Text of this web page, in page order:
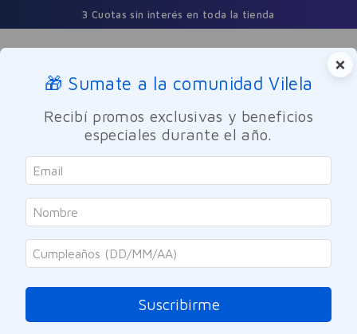
3 Cuotas sin interés en toda la tienda
Buscar
Dermocosmetica Corporal
Dermaglos
Gel Exfoliante Corporal Dermaglos
200g
Referencia:9964177
×
🎁 Sumate a la comunidad Vilela
Recibí promos exclusivas y beneficios
especiales durante el año.
Suscribirme